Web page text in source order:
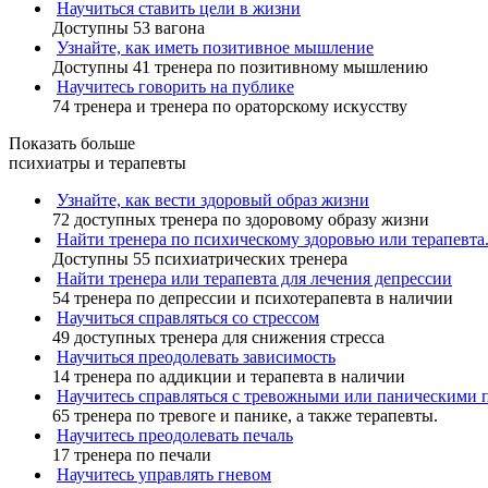
Научиться ставить цели в жизни
Доступны 53 вагона
Узнайте, как иметь позитивное мышление
Доступны 41 тренера по позитивному мышлению
Научитесь говорить на публике
74 тренера и тренера по ораторскому искусству
Показать больше
психиатры и терапевты
Узнайте, как вести здоровый образ жизни
72 доступных тренера по здоровому образу жизни
Найти тренера по психическому здоровью или терапевта.
Доступны 55 психиатрических тренера
Найти тренера или терапевта для лечения депрессии
54 тренера по депрессии и психотерапевта в наличии
Научиться справляться со стрессом
49 доступных тренера для снижения стресса
Научиться преодолевать зависимость
14 тренера по аддикции и терапевта в наличии
Научитесь справляться с тревожными или паническими
65 тренера по тревоге и панике, а также терапевты.
Научитесь преодолевать печаль
17 тренера по печали
Научитесь управлять гневом